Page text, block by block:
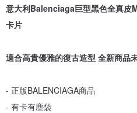
意大利Balenciaga巨型黑色全真皮
卡片
適合高貴優雅的復古造型 全新商品
- 正版BALENCIAGA商品
- 有卡有塵袋